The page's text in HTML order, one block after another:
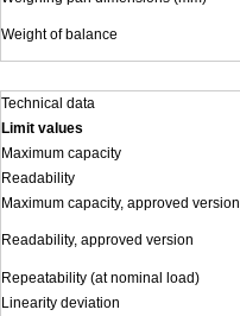
Weight of balance
Technical data
Limit values
Maximum capacity
Readability
Maximum capacity, approved version
Readability, approved version
Repeatability (at nominal load)
Linearity deviation